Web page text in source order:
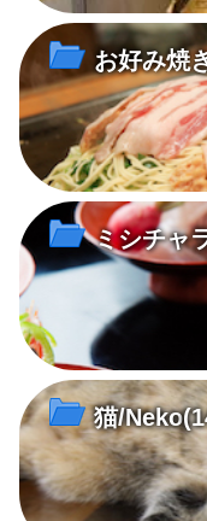
お好み焼
ミシチャ
猫/Neko